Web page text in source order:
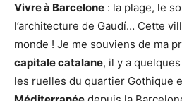
Vivre à Barcelone : la plage, le
l’architecture de Gaudí… Cette
monde ! Je me souviens de ma
capitale catalane, il y a
les ruelles du quartier Gothique